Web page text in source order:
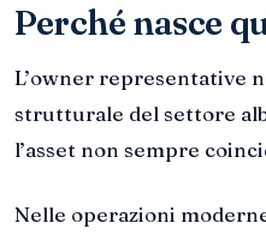
Perché nasce
L’owner representative
strutturale del settore
l’asset non sempre
Nelle operazioni